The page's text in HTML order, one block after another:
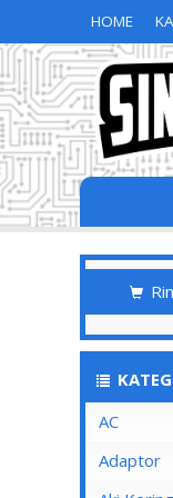
HOME
AC
Adaptor